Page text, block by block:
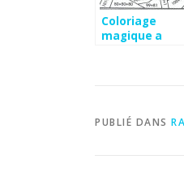
Coloriage
magique a
PUBLIÉ DANS